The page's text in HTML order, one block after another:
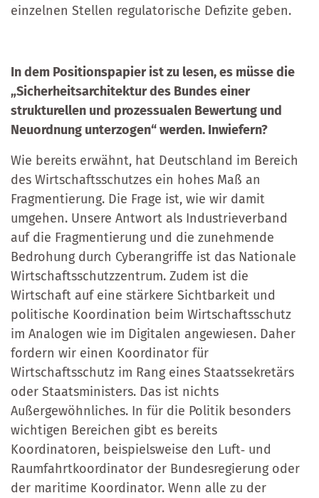
einzelnen Stellen regulatorische Defizite geben.
In dem Positionspapier ist zu lesen, es müsse die
„Sicherheitsarchitektur des Bundes einer
strukturellen und prozessualen Bewertung und
Neuordnung unterzogen“ werden. Inwiefern?
Wie bereits erwähnt, hat Deutschland im Bereich
des Wirtschaftsschutzes ein hohes Maß an
Fragmentierung. Die Frage ist, wie wir damit
umgehen. Unsere Antwort als Industrieverband
auf die Fragmentierung und die zunehmende
Bedrohung durch Cyberangriffe ist das Nationale
Wirtschaftsschutzzentrum. Zudem ist die
Wirtschaft auf eine stärkere Sichtbarkeit und
politische Koordination beim Wirtschaftsschutz
im Analogen wie im Digitalen angewiesen. Daher
fordern wir einen Koordinator für
Wirtschaftsschutz im Rang eines Staatssekretärs
oder Staatsministers. Das ist nichts
Außergewöhnliches. In für die Politik besonders
wichtigen Bereichen gibt es bereits
Koordinatoren, beispielsweise den Luft‑ und
Raumfahrtkoordinator der Bundesregierung oder
der maritime Koordinator. Wenn alle zu der